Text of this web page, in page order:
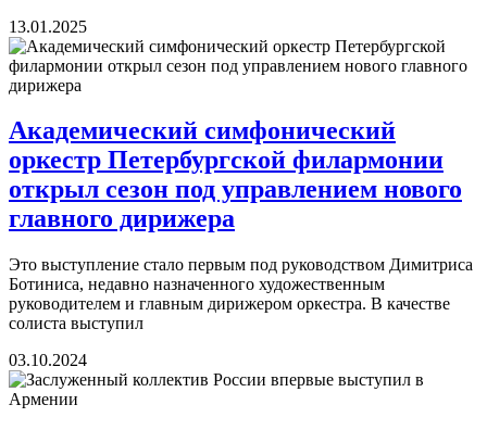
13.01.2025
Академический симфонический
оркестр Петербургской филармонии
открыл сезон под управлением нового
главного дирижера
Это выступление стало первым под руководством Димитриса
Ботиниса, недавно назначенного художественным
руководителем и главным дирижером оркестра. В качестве
солиста выступил
03.10.2024